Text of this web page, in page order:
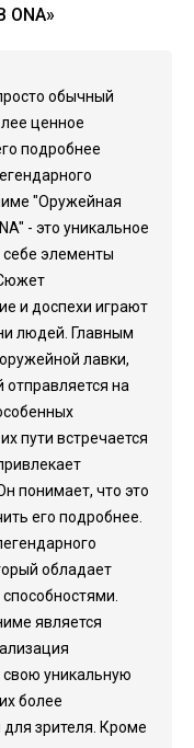
обычный
ценное
подробнее
"Оружейная
- это уникальное
себе элементы
и доспехи играют
людей. Главным
лавки,
на
пути встречается
понимает, что это
его подробнее.
обладает
является
уникальную
более
зрителя. Кроме